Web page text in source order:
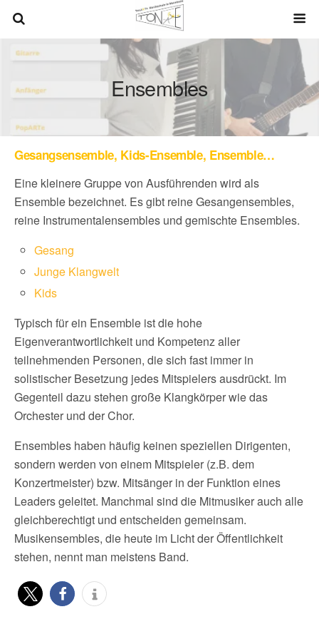
Ensembles
Gesangsensemble, Kids-Ensemble, Ensemble…
Eine kleinere Gruppe von Ausführenden wird als
Ensemble bezeichnet. Es gibt reine Gesangensembles,
reine Instrumentalensembles und gemischte Ensembles.
Gesang
Junge Klangwelt
Kids
Typisch für ein Ensemble ist die hohe
Eigenverantwortlichkeit und Kompetenz aller
teilnehmenden Personen, die sich fast immer in
solistischer Besetzung jedes Mitspielers ausdrückt. Im
Gegenteil dazu stehen große Klangkörper wie das
Orchester und der Chor.
Ensembles haben häufig keinen speziellen Dirigenten,
sondern werden von einem Mitspieler (z.B. dem
Konzertmeister) bzw. Mitsänger in der Funktion eines
Leaders geleitet. Manchmal sind die Mitmusiker auch alle
gleichberechtigt und entscheiden gemeinsam.
Musikensembles, die heute im Licht der Öffentlichkeit
stehen, nennt man meistens Band.